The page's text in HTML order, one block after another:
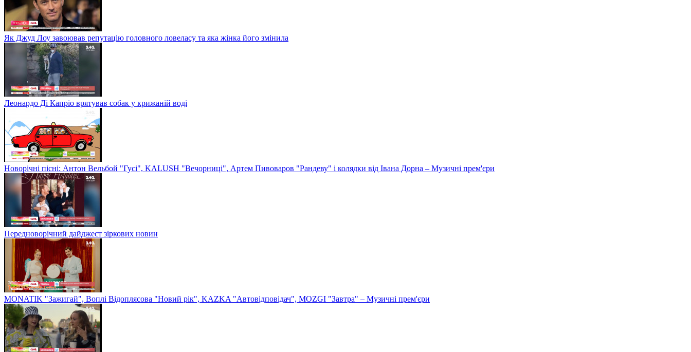
Як Джуд Лоу завоював репутацію головного ловеласу та яка жінка його змінила
Леонардо Ді Капріо врятував собак у крижаній воді
Новорічні пісні: Антон Вельбой "Гусі", KALUSH "Вечорниці", Артем Пивоваров "Рандеву" і колядки від Івана Дорна – Музичні прем'єри
Передноворічний дайджест зіркових новин
MONATIK "Зажигай", Воплі Відоплясова "Новий рік", KAZKA "Автовідповідач", MOZGI "Завтра" – Музичні прем'єри